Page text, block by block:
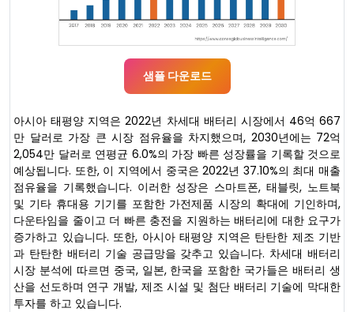
샘플 다운로드
아시아 태평양 지역은 2022년 차세대 배터리 시장에서 46억 667
만 달러로 가장 큰 시장 점유율을 차지했으며, 2030년에는 72억
2,054만 달러로 연평균 6.0%의 가장 빠른 성장률을 기록할 것으로
예상됩니다. 또한, 이 지역에서 중국은 2022년 37.10%의 최대 매출
점유율을 기록했습니다. 이러한 성장은 스마트폰, 태블릿, 노트북
및 기타 휴대용 기기를 포함한 가전제품 시장의 확대에 기인하며,
다운타임을 줄이고 더 빠른 충전을 지원하는 배터리에 대한 요구가
증가하고 있습니다. 또한, 아시아 태평양 지역은 탄탄한 제조 기반
과 탄탄한 배터리 기술 공급망을 갖추고 있습니다. 차세대 배터리
시장 분석에 따르면 중국, 일본, 한국을 포함한 국가들은 배터리 생
산을 선도하며 연구 개발, 제조 시설 및 첨단 배터리 기술에 막대한
투자를 하고 있습니다.